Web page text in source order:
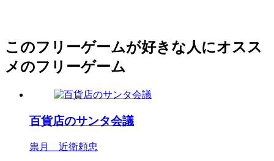
このフリーゲームが好きな人にオスス
メのフリーゲーム
百貨店のサンタ会議
祟月 近衛頼忠